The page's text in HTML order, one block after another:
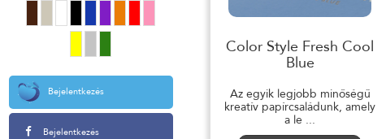
Bejelentkezés
Bejelentkezés
Color Style Fresh Cool
Blue
Az egyik legjobb minőségű
kreatív papírcsaládunk, amely
a le ...